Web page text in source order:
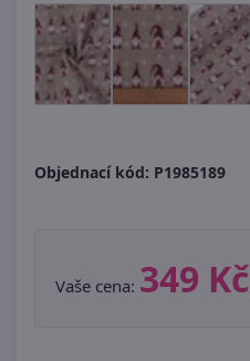
Objednací kód: P1985189
Vaše cena: 349 Kč